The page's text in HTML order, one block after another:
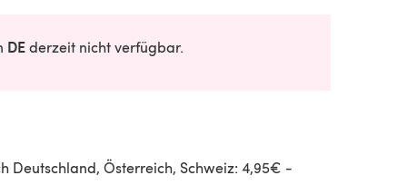
DEderzeit nicht verfügbar.
Deutschland, Österreich, Schweiz: 4,95€ -